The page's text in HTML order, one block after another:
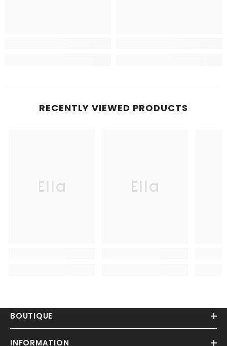
RECENTLY VIEWED PRODUCTS
Ella Ella
BOUTIQUE
INFORMATION